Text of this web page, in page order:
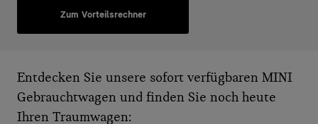
Zum Vorteilsrechner
Entdecken Sie unsere sofort verfügbaren MINI
Gebrauchtwagen und finden Sie noch heute
Ihren Traumwagen: